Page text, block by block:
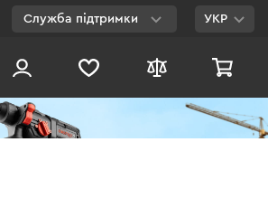
Служба підтримки
Viber
УКР